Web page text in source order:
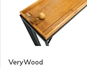
VeryWood